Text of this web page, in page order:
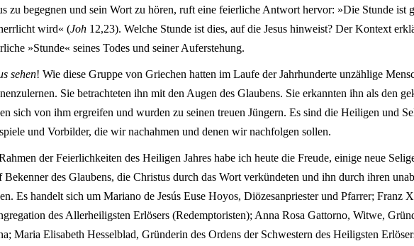
zu begegnen und sein Wort zu hören, ruft eine feierliche Antwort hervor: »Die Stunde ist
wird« (Joh 12,23). Welche Stunde ist dies, auf die Jesus hinweist? Der Kontext
»Stunde« seines Todes und seiner Auferstehung.
sehen! Wie diese Gruppe von Griechen hatten im Laufe der Jahrhunderte unzählige
Sie betrachteten ihn mit den Augen des Glaubens. Sie erkannten ihn als den
sich von ihm ergreifen und wurden zu seinen treuen Jüngern. Es sind die Heiligen und
und Vorbilder, die wir nachahmen und denen wir nachfolgen sollen.
der Feierlichkeiten des Heiligen Jahres habe ich heute die Freude, einige neue
Bekenner des Glaubens, die Christus durch das Wort verkündeten und ihn durch ihren
Es handelt sich um Mariano de Jesús Euse Hoyos, Diözesanpriester und Pfarrer; Franz
des Allerheiligsten Erlösers (Redemptoristen); Anna Rosa Gattorno, Witwe,
Maria Elisabeth Hesselblad, Gründerin des Ordens der Schwestern des Heiligsten